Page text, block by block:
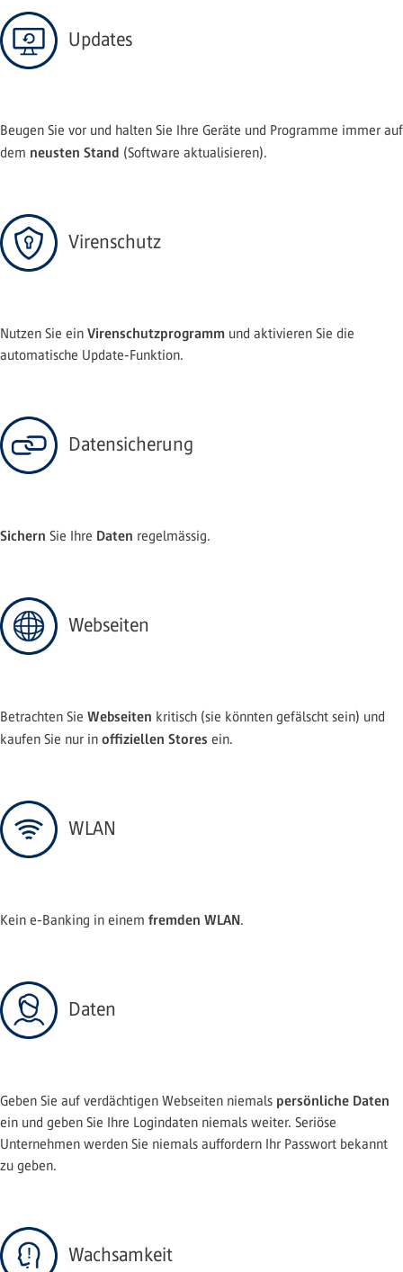
Updates
Beugen Sie vor und halten Sie Ihre Geräte und Programme immer auf
dem neusten Stand (Software aktualisieren).
Virenschutz
Nutzen Sie ein Virenschutzprogramm und aktivieren Sie die
automatische Update-Funktion.
Datensicherung
Sichern Sie Ihre Daten regelmässig.
Webseiten
Betrachten Sie Webseiten kritisch (sie könnten gefälscht sein) und
kaufen Sie nur in offiziellen Stores ein.
WLAN
Kein e-Banking in einem fremden WLAN.
Daten
Geben Sie auf verdächtigen Webseiten niemals persönliche Daten
ein und geben Sie Ihre Logindaten niemals weiter. Seriöse
Unternehmen werden Sie niemals auffordern Ihr Passwort bekannt
zu geben.
Wachsamkeit